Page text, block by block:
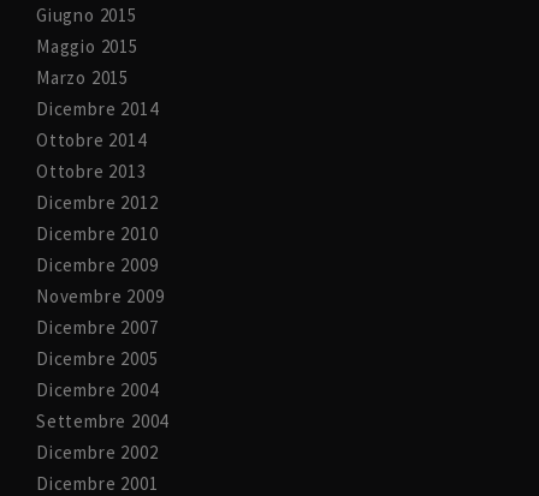
Giugno 2015
Maggio 2015
Marzo 2015
Dicembre 2014
Ottobre 2014
Ottobre 2013
Dicembre 2012
Dicembre 2010
Dicembre 2009
Novembre 2009
Dicembre 2007
Dicembre 2005
Dicembre 2004
Settembre 2004
Dicembre 2002
Dicembre 2001